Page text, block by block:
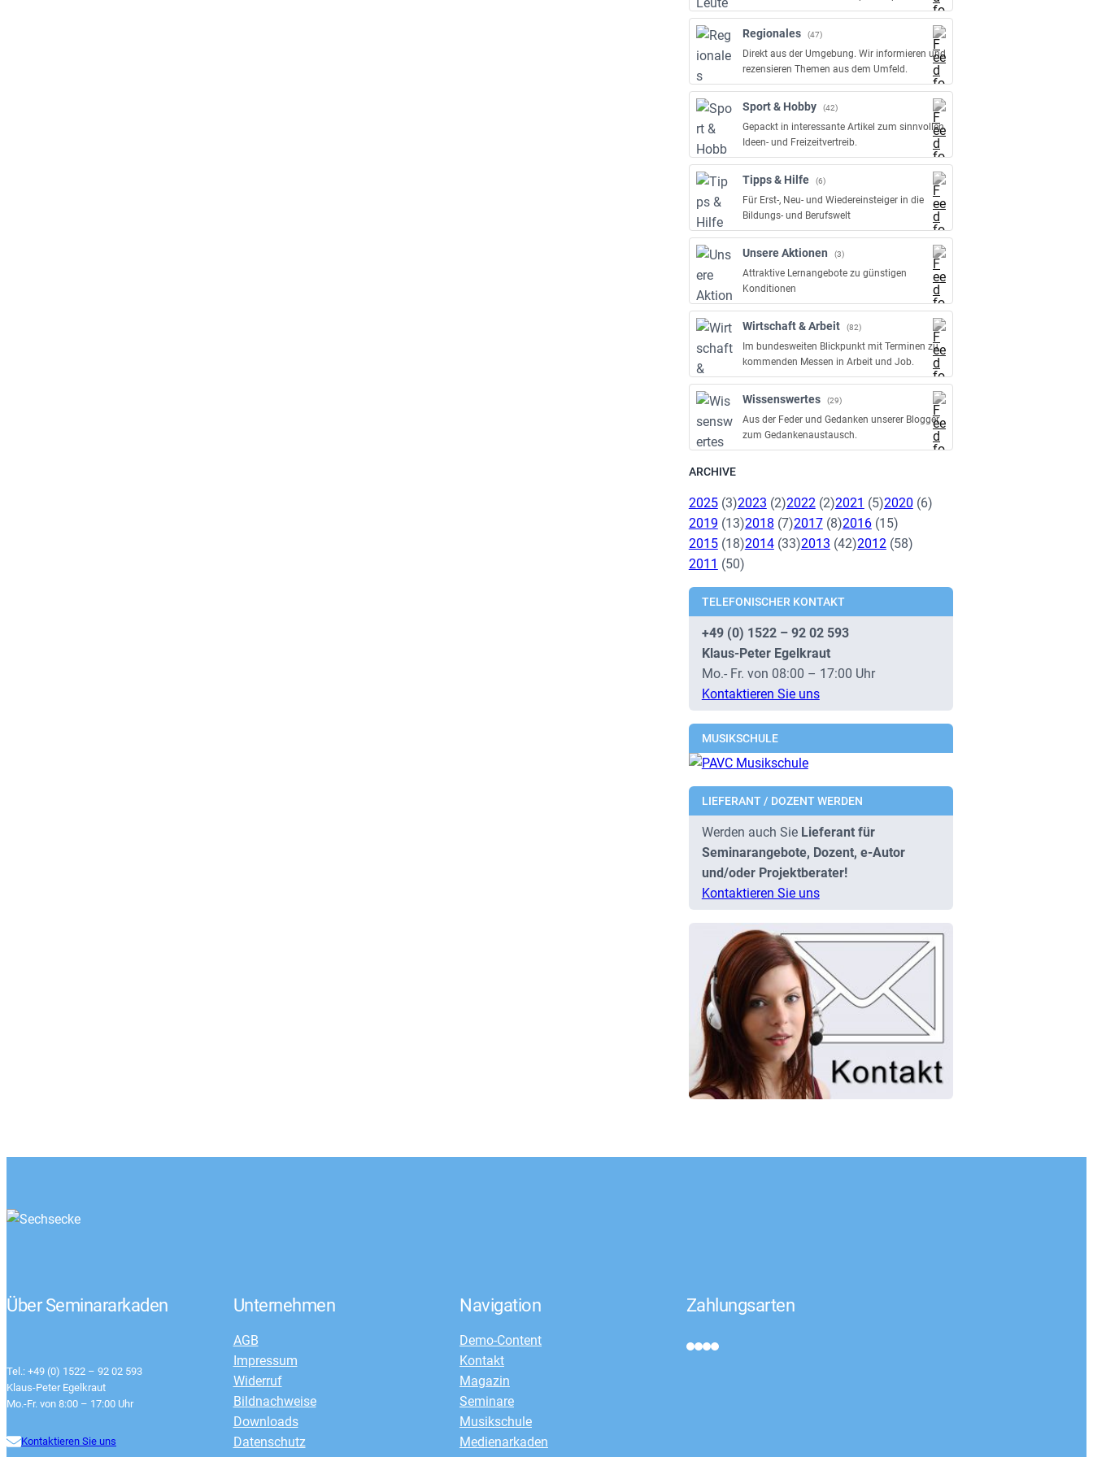
Regionales (47)
Direkt aus der Umgebung. Wir informieren und
rezensieren Themen aus dem Umfeld.
Sport & Hobby (42)
Gepackt in interessante Artikel zum sinnvollen
Ideen- und Freizeitvertreib.
Tipps & Hilfe (6)
Für Erst-, Neu- und Wiedereinsteiger in die
Bildungs- und Berufswelt
Unsere Aktionen (3)
Attraktive Lernangebote zu günstigen
Konditionen
Wirtschaft & Arbeit (82)
Im bundesweiten Blickpunkt mit Terminen zu
kommenden Messen in Arbeit und Job.
Wissenswertes (29)
Aus der Feder und Gedanken unserer Blogger
zum Gedankenaustausch.
ARCHIVE
2025(3)2023 (2)2022(2)2021 (5)2020 (6)
2019 (13)2018 (7)2017(8)2016(15)
2015(18)2014(33)2013 (42)2012(58)
2011 (50)
TELEFONISCHER KONTAKT
+49 (0) 1522 – 92 02 593
Klaus-Peter Egelkraut
Mo.- Fr. von 08:00 – 17:00 Uhr
Kontaktieren Sie uns
MUSIKSCHULE
LIEFERANT / DOZENT WERDEN
Werden auch Sie Lieferant für
Seminarangebote, Dozent, e-Autor
und/oder Projektberater!
Kontaktieren Sie uns
Über Seminararkaden
Tel.: +49 (0) 1522 – 92 02 593
Klaus-Peter Egelkraut
Mo.-Fr. von 8:00 – 17:00 Uhr
Kontaktieren Sie uns
Unternehmen
AGB
Impressum
Widerruf
Bildnachweise
Downloads
Datenschutz
Navigation
Demo-Content
Kontakt
Magazin
Seminare
Musikschule
Medienarkaden
Zahlungsarten